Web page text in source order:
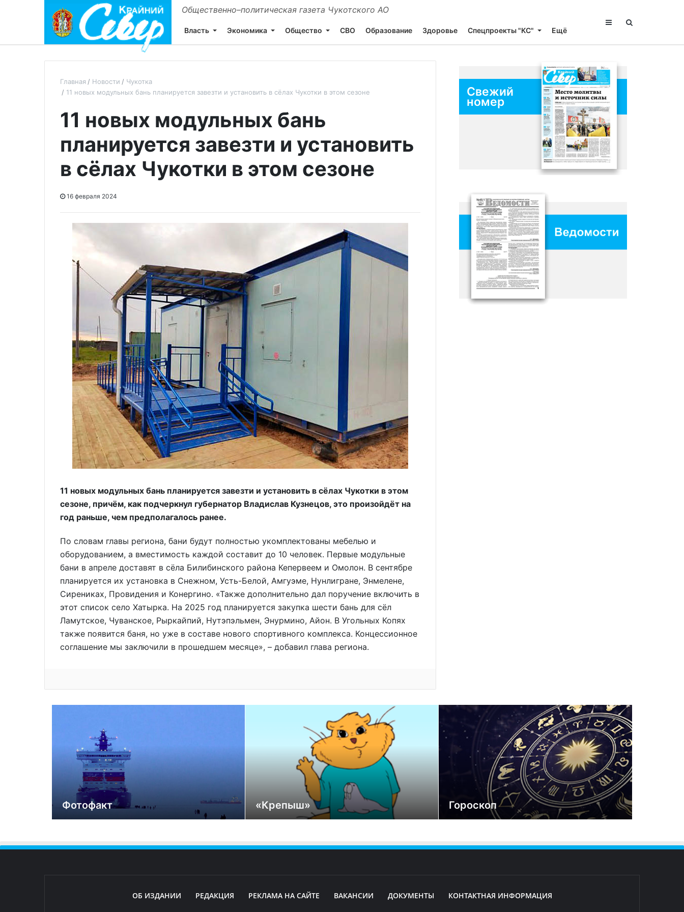
Общественно–политическая газета Чукотского АО
Власть Экономика Общество СВО Образование Здоровье Спецпроекты "КС" Ещё
Главная Новости
Чукотка
11 новых модульных бань планируется завезти и установить в сёлах Чукотки в этом сезоне
11 новых модульных бань
планируется завезти и установить
в сёлах Чукотки в этом сезоне
16 февраля 2024
11 новых модульных бань планируется завезти и установить в сёлах Чукотки в этом
сезоне, причём, как подчеркнул губернатор Владислав Кузнецов, это произойдёт на
год раньше, чем предполагалось ранее.
По словам главы региона, бани будут полностью укомплектованы мебелью и
оборудованием, а вместимость каждой составит до 10 человек. Первые модульные
бани в апреле доставят в сёла Билибинского района Кепервеем и Омолон. В сентябре
планируется их установка в Снежном, Усть-Белой, Амгуэме, Нунлигране, Энмелене,
Сирениках, Провидения и Конергино. «Также дополнительно дал поручение включить в
этот список село Хатырка. На 2025 год планируется закупка шести бань для сёл
Ламутское, Чуванское, Рыркайпий, Нутэпэльмен, Энурмино, Айон. В Угольных Копях
также появится баня, но уже в составе нового спортивного комплекса. Концессионное
соглашение мы заключили в прошедшем месяце», – добавил глава региона.
Свежий
номер
Фотофакт «Крепыш» Гороскоп
ОБ ИЗДАНИИ РЕДАКЦИЯ РЕКЛАМА НА САЙТЕ ВАКАНСИИ ДОКУМЕНТЫ КОНТАКТНАЯ ИНФОРМАЦИЯ